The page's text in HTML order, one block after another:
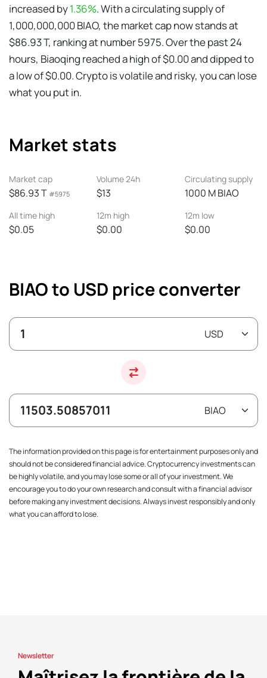
increased by1.36%. With a circulating supply of
1,000,000,000 BIAO, the market cap now stands at
$86.93 T, ranking at number 5975. Over the past 24
hours, Biaoqing reached a high of $0.00 and dipped to
a low of $0.00. Crypto is volatile and risky, you can lose
what you put in.
Market stats
Market cap
$86.93 T #5975
Volume 24h
$13
Circulating supply
1000 M BIAO
All time high
$0.05
12m high
$0.00
12m low
$0.00
BIAO to USD price converter
The information provided on this page is for entertainment purposes only and
should not be considered financial advice. Cryptocurrency investments can
be highly volatile, and you may lose some or all of your investment. We
encourage you to do your own research and consult with a financial advisor
before making any investment decisions. Always invest responsibly and only
what you can afford to lose.
Newsletter